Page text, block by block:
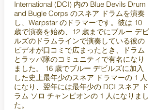
International (DCI) 内の Blue Devils Drum
and Bugle Corps のスネア ドラムを演奏
し、Warpstar のドラマーです。彼は 10
歳で演奏を始め、12 歳までにブルー デビ
ルズのドラムラインで演奏している彼の
ビデオが口コミで広まったとき、ドラム
とラッパ隊のコミュニティで有名になり
ました。 16 歳でブルー デビルズに加入
した史上最年少のスネア ドラマーの 1 人
になり、翌年には最年少の DCI スネア ド
ラム ソロ チャンピオンの 1 人になりまし
た。